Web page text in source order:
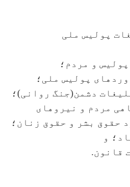
پولیس ملی
و مردم؛
پولیس ملی؛
دشمن(جنگ روانی)؛
مردم و نیروهای
حقوق بشر و حقوق زنان؛
و
قانون.